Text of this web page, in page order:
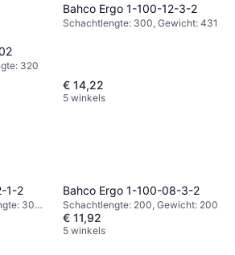
320
Bahco Ergo 1-100-12-3-2
Schachtlengte: 300, Gewicht: 431
€ 14,22
5 winkels
1-2
300,
Bahco Ergo 1-100-08-3-2
Schachtlengte: 200, Gewicht: 200
€ 11,92
5 winkels